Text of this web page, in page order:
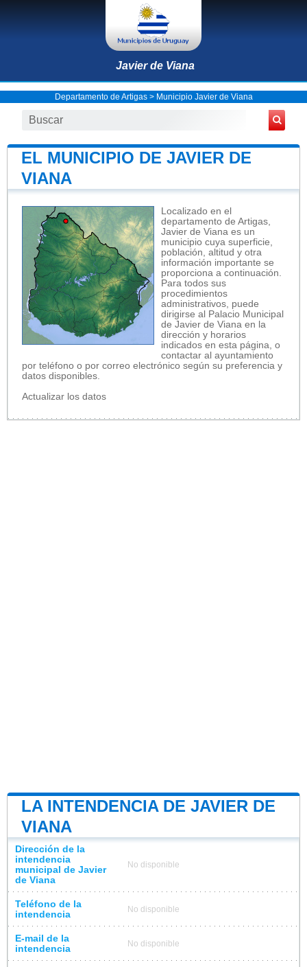
Javier de Viana
Departamento de Artigas> Municipio Javier de Viana
EL MUNICIPIO DE JAVIER DE
VIANA
Localizado en el
departamento de Artigas,
Javier de Viana es un
municipio cuya superficie,
población, altitud y otra
información importante se
proporciona a continuación.
Para todos sus
procedimientos
administrativos, puede
dirigirse al Palacio Municipal
de Javier de Viana en la
dirección y horarios
indicados en esta página, o
contactar al ayuntamiento
por teléfono o por correo electrónico según su preferencia y
datos disponibles.
Actualizar los datos
LA INTENDENCIA DE JAVIER DE
VIANA
Dirección de la
intendencia
municipal de Javier
de Viana
No disponible
Teléfono de la
intendencia
No disponible
E-mail de la
intendencia
No disponible